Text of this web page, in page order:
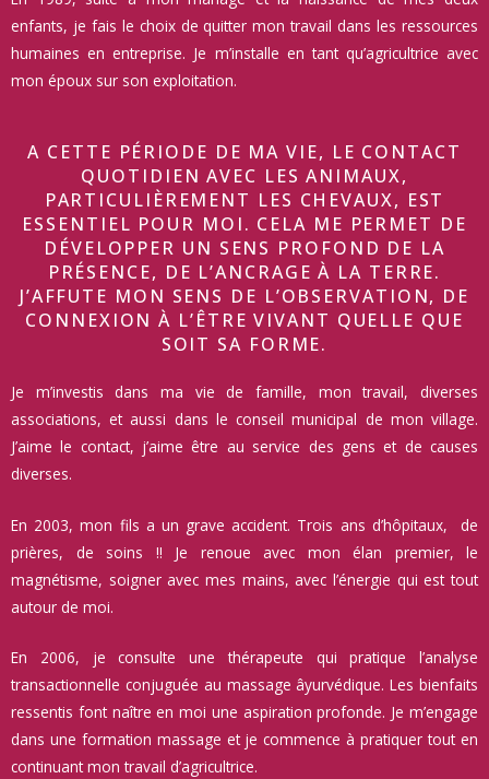
enfants, je fais le choix de quitter mon travail dans les ressources
humaines en entreprise. Je m’installe en tant qu’agricultrice avec
mon époux sur son exploitation.
A CETTE PÉRIODE DE MA VIE, LE CONTACT
QUOTIDIEN AVEC LES ANIMAUX,
PARTICULIÈREMENT LES CHEVAUX, EST
ESSENTIEL POUR MOI. CELA ME PERMET DE
DÉVELOPPER UN SENS PROFOND DE LA
PRÉSENCE, DE L’ANCRAGE À LA TERRE.
J’AFFUTE MON SENS DE L’OBSERVATION, DE
CONNEXION À L’ÊTRE VIVANT QUELLE QUE
SOIT SA FORME.
Je m’investis dans ma vie de famille, mon travail, diverses
associations, et aussi dans le conseil municipal de mon village.
J’aime le contact, j’aime être au service des gens et de causes
diverses.
En 2003, mon fils a un grave accident. Trois ans d’hôpitaux, de
prières, de soins !! Je renoue avec mon élan premier, le
magnétisme, soigner avec mes mains, avec l’énergie qui est tout
autour de moi.
En 2006, je consulte une thérapeute qui pratique l’analyse
transactionnelle conjuguée au massage âyurvédique. Les bienfaits
ressentis font naître en moi une aspiration profonde. Je m’engage
dans une formation massage et je commence à pratiquer tout en
continuant mon travail d’agricultrice.